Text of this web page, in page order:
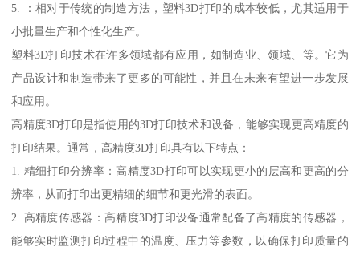
5. ：相对于传统的制造方法，塑料3D打印的成本较低，尤其适用于
小批量生产和个性化生产。
塑料3D打印技术在许多领域都有应用，如制造业、领域、等。它为
产品设计和制造带来了更多的可能性，并且在未来有望进一步发展
和应用。
高精度3D打印是指使用的3D打印技术和设备，能够实现更高精度的
打印结果。通常，高精度3D打印具有以下特点：
1. 精细打印分辨率：高精度3D打印可以实现更小的层高和更高的分
辨率，从而打印出更精细的细节和更光滑的表面。
2. 高精度传感器：高精度3D打印设备通常配备了高精度的传感器，
能够实时监测打印过程中的温度、压力等参数，以确保打印质量的